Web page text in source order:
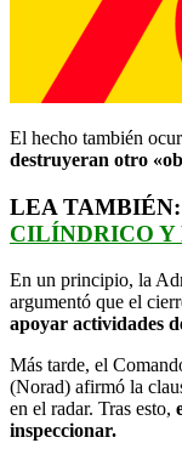
El hecho también
destruyeran otro
LEA TAMBIÉN:
CILÍNDRICO Y
En un principio, la
argumentó que el
apoyar actividades
Más tarde, el
(Norad) afirmó la
en el radar. Tras esto,
inspeccionar.